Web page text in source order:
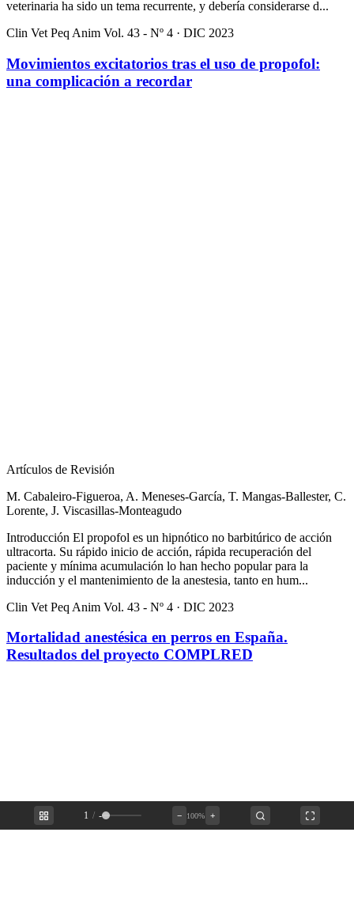
1 / - − 100% +
veterinaria ha sido un tema recurrente, y debería considerarse d...
Clin Vet Peq Anim Vol. 43 - Nº 4 · DIC 2023
Movimientos excitatorios tras el uso de propofol:
una complicación a recordar
Artículos de Revisión
M. Cabaleiro-Figueroa, A. Meneses-García, T. Mangas-Ballester, C.
Lorente, J. Viscasillas-Monteagudo
Introducción El propofol es un hipnótico no barbitúrico de acción
ultracorta. Su rápido inicio de acción, rápida recuperación del
paciente y mínima acumulación lo han hecho popular para la
inducción y el mantenimiento de la anestesia, tanto en hum...
Clin Vet Peq Anim Vol. 43 - Nº 4 · DIC 2023
Mortalidad anestésica en perros en España.
Resultados del proyecto COMPLRED